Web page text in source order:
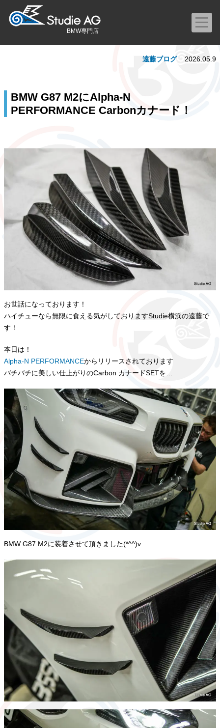
BMW専門店
BMW G87 M2にAlpha-N
PERFORMANCE Carbonカナード！
遠藤ブログ 2026.05.9
お世話になっております！
ハイチューなら無限に食える気がしておりますStudie横浜の遠藤で
す！
本日は！
Alpha-N PERFORMANCEからリリースされております
バチバチに美しい仕上がりのCarbon カナードSETを…
BMW G87 M2に装着させて頂きました(*^^)v